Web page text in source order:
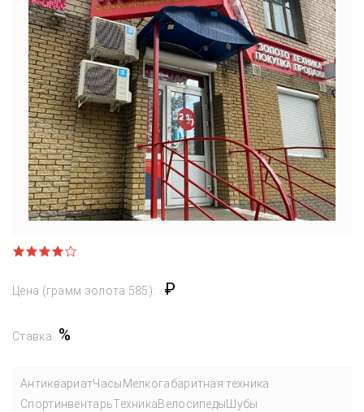
Цена (грамм золота 585): ₽
Ставка: %
АнтиквариатЧасыМелкогабаритная техника
СпортинвентарьТехникаВелосипедыШубы